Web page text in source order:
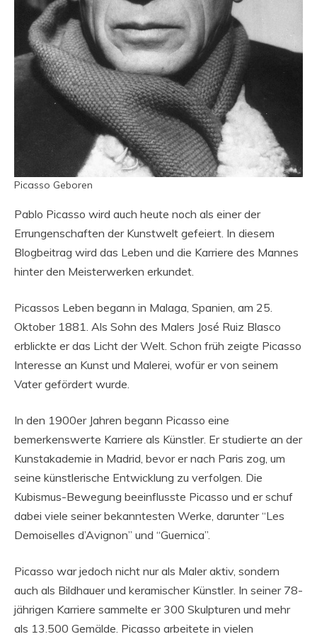
Picasso Geboren
Pablo Picasso wird auch heute noch als einer der
Errungenschaften der Kunstwelt gefeiert. In diesem
Blogbeitrag wird das Leben und die Karriere des Mannes
hinter den Meisterwerken erkundet.
Picassos Leben begann in Malaga, Spanien, am 25.
Oktober 1881. Als Sohn des Malers José Ruiz Blasco
erblickte er das Licht der Welt. Schon früh zeigte Picasso
Interesse an Kunst und Malerei, wofür er von seinem
Vater gefördert wurde.
In den 1900er Jahren begann Picasso eine
bemerkenswerte Karriere als Künstler. Er studierte an der
Kunstakademie in Madrid, bevor er nach Paris zog, um
seine künstlerische Entwicklung zu verfolgen. Die
Kubismus-Bewegung beeinflusste Picasso und er schuf
dabei viele seiner bekanntesten Werke, darunter “Les
Demoiselles d’Avignon” und “Guernica”.
Picasso war jedoch nicht nur als Maler aktiv, sondern
auch als Bildhauer und keramischer Künstler. In seiner 78-
jährigen Karriere sammelte er 300 Skulpturen und mehr
als 13.500 Gemälde. Picasso arbeitete in vielen